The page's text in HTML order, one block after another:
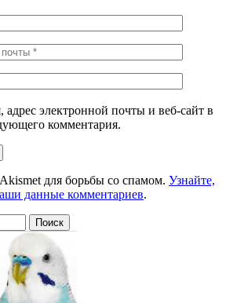
электронной почты и веб-сайт в
комментария.
для борьбы со спамом. Узнайте,
данные комментариев.